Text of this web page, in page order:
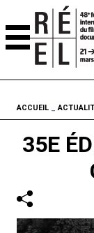
Fil d'ariane
ACCUEIL
35E